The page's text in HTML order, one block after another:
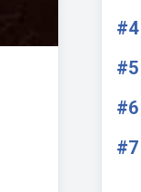
#4
#5
#6
#7